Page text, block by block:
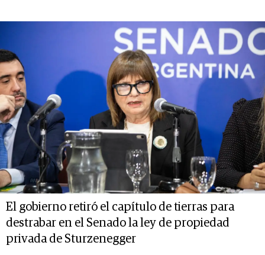
El gobierno retiró el capítulo de tierras para
destrabar en el Senado la ley de propiedad
privada de Sturzenegger